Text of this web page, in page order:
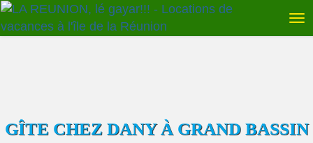
GÎTE CHEZ DANY À GRAND BASSIN